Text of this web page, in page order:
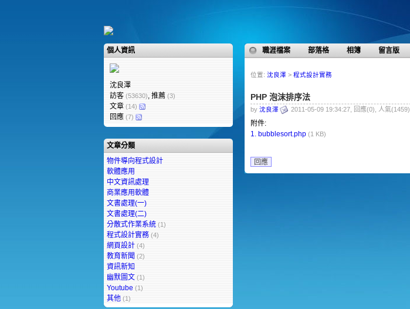
職涯檔案 部落格 相簿 留言版
個人資訊
沈良澤
訪客 (53630), 推薦 (3)
文章 (14)
回應 (7)
文章分類
物件導向程式設計
軟體應用
中文資訊處理
商業應用軟體
文書處理(一)
文書處理(二)
分散式作業系統 (1)
程式設計實務 (4)
網頁設計 (4)
教育新聞 (2)
資訊新知
幽默圖文 (1)
Youtube (1)
其他 (1)
位置: 沈良澤 > 程式設計實務
PHP 泡沫排序法
by 沈良澤 2011-05-09 19:34:27, 回應(0), 人氣(1459)
附件:
1. bubblesort.php (1 KB)
回應